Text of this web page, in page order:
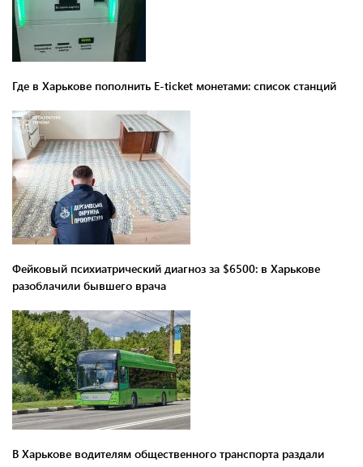
Где в Харькове пополнить E-ticket монетами: список станций
Фейковый психиатрический диагноз за $6500: в Харькове
разоблачили бывшего врача
В Харькове водителям общественного транспорта раздали